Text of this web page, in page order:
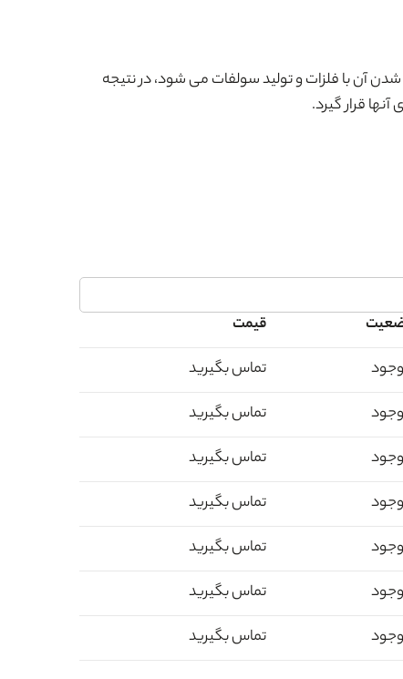
آن با فلزات و تولید سولفات می شود، در نتیجه
قرار گیرد.
قیمت
تماس بگیرید
تماس بگیرید
تماس بگیرید
تماس بگیرید
تماس بگیرید
تماس بگیرید
تماس بگیرید